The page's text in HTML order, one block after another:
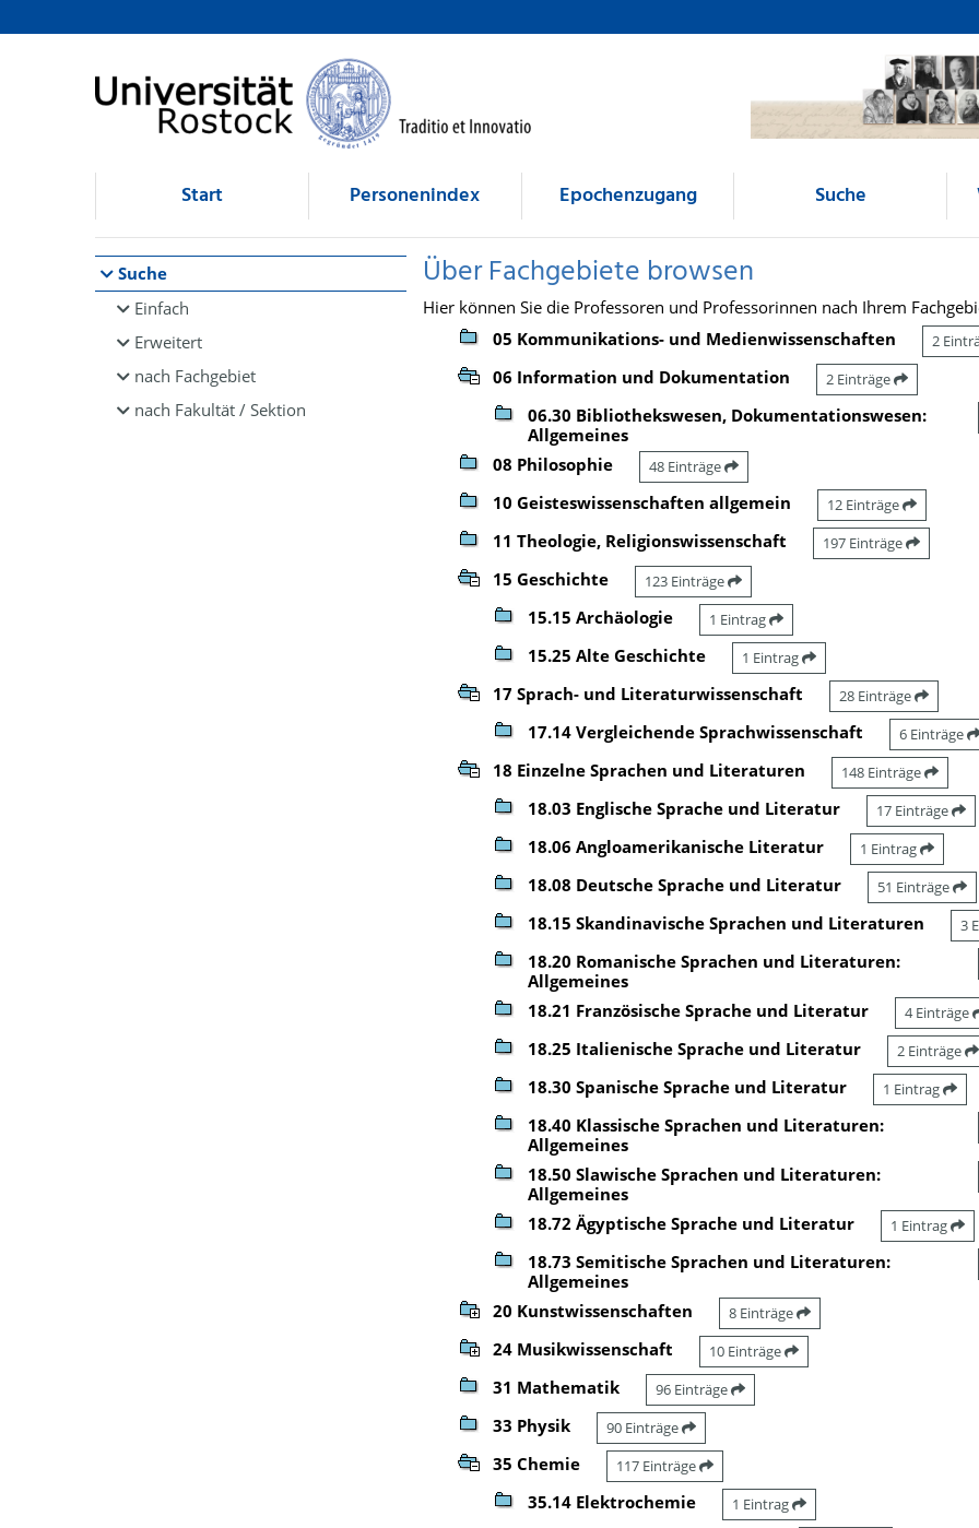
Browsen
direkt zum Inhalt
Start Personenindex Epochenzugang Suche
Suche
Einfach
Erweitert
nach Fachgebiet
nach Fakultät / Sektion
Über Fachgebiete browsen
Hier können Sie die Professoren und Professorinnen nach Ihrem
05 Kommunikations- und Medienwissenschaften
2
06 Information und Dokumentation 2 Einträge
06.30 Bibliothekswesen, Dokumentationswesen:
Allgemeines
08 Philosophie 48 Einträge
10 Geisteswissenschaften allgemein 12 Einträge
11 Theologie, Religionswissenschaft 197 Einträge
15 Geschichte 123 Einträge
15.15 Archäologie 1 Eintrag
15.25 Alte Geschichte 1 Eintrag
17 Sprach- und Literaturwissenschaft 28 Einträge
17.14 Vergleichende Sprachwissenschaft 6 Einträge
18 Einzelne Sprachen und Literaturen 148 Einträge
18.03 Englische Sprache und Literatur 17 Einträge
18.06 Angloamerikanische Literatur 1 Eintrag
18.08 Deutsche Sprache und Literatur 51 Einträge
18.15 Skandinavische Sprachen und Literaturen 3
18.20 Romanische Sprachen und Literaturen:
Allgemeines
18.21 Französische Sprache und Literatur 4 Einträge
18.25 Italienische Sprache und Literatur 2 Einträge
18.30 Spanische Sprache und Literatur 1 Eintrag
18.40 Klassische Sprachen und Literaturen:
Allgemeines
18.50 Slawische Sprachen und Literaturen:
Allgemeines
18.72 Ägyptische Sprache und Literatur 1 Eintrag
18.73 Semitische Sprachen und Literaturen:
Allgemeines
20 Kunstwissenschaften 8 Einträge
24 Musikwissenschaft 10 Einträge
31 Mathematik 96 Einträge
33 Physik 90 Einträge
35 Chemie 117 Einträge
35.14 Elektrochemie 1 Eintrag